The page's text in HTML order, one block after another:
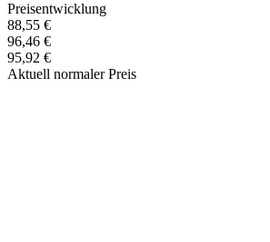
Preisentwicklung
88,55 €
96,46 €
95,92 €
Aktuell normaler Preis